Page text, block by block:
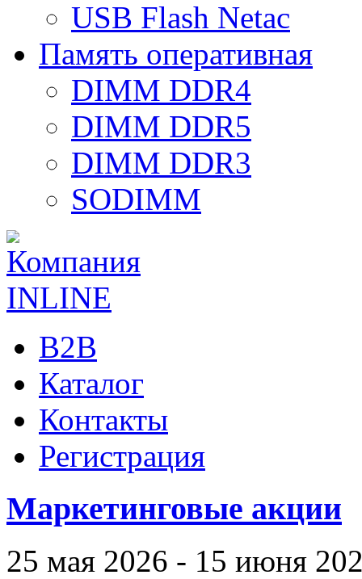
USB Flash Netac
Память оперативная
DIMM DDR4
DIMM DDR5
DIMM DDR3
SODIMM
B2B
Каталог
Контакты
Регистрация
Маркетинговые акции
25 мая 2026 - 15 июня